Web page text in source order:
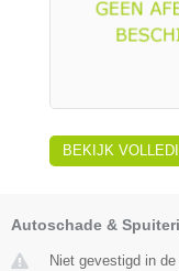
BEKIJK
Autoschade &
Niet gevestigd in